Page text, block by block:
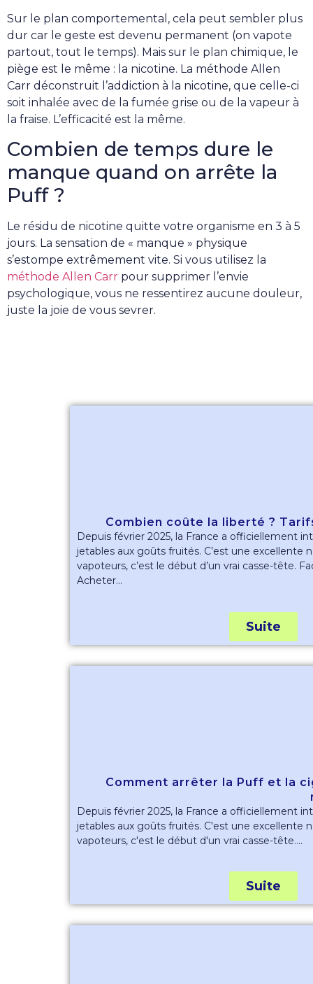
Sur le plan comportemental, cela peut sembler plus
dur car le geste est devenu permanent (on vapote
partout, tout le temps). Mais sur le plan chimique, le
piège est le même : la nicotine. La méthode Allen
Carr déconstruit l’addiction à la nicotine, que celle-ci
soit inhalée avec de la fumée grise ou de la vapeur à
la fraise. L’efficacité est la même.
Combien de temps dure le
manque quand on arrête la
Puff ?
Le résidu de nicotine quitte votre organisme en 3 à 5
jours. La sensation de « manque » physique
s’estompe extrêmement vite. Si vous utilisez la
méthode Allen Carr pour supprimer l’envie
psychologique, vous ne ressentirez aucune douleur,
juste la joie de vous sevrer.
Combien coûte la liberté ?
Depuis février 2025, la France a officiellement
jetables aux goûts fruités. C’est une excellente
vapoteurs, c’est le début d’un vrai casse-tête.
Acheter...
Suite
Comment arrêter la Puff et la
Depuis février 2025, la France a officiellement
jetables aux goûts fruités. C'est une excellente
vapoteurs, c'est le début d'un vrai casse-tête....
Suite